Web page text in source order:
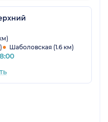
оказания
также программами
сомнения по
обращаться
врачу клиники
в письменной
отзывы,
Т.С.
Шаболовская (1.6 км)